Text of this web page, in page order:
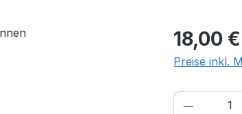
Regulärer
18,00 €
Preise inkl.